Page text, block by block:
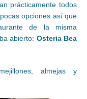
prácticamente todos
opciones así que
de la misma
abierto: Osteria Bea
almejas y